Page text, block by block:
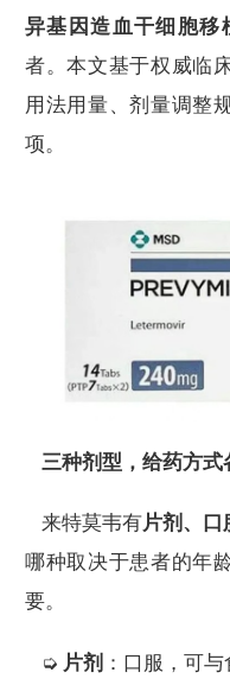
异基因造血干细胞移
者。本文基于权威临
用法用量、剂量调整
项。
三种剂型，给药方式
来特莫韦有片剂、
哪种取决于患者的年
要。
➭ 片剂 ：口服，可